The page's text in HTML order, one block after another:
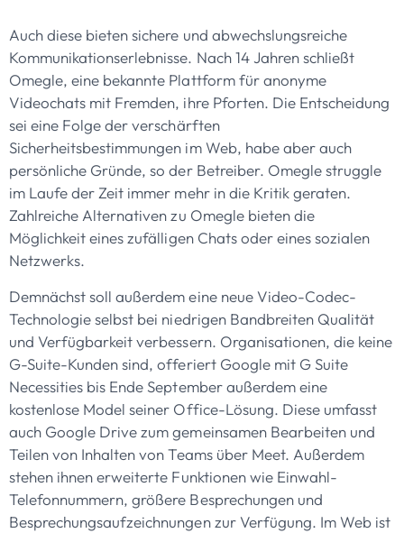
Auch diese bieten sichere und abwechslungsreiche
Kommunikationserlebnisse. Nach 14 Jahren schließt
Omegle, eine bekannte Plattform für anonyme
Videochats mit Fremden, ihre Pforten. Die Entscheidung
sei eine Folge der verschärften
Sicherheitsbestimmungen im Web, habe aber auch
persönliche Gründe, so der Betreiber. Omegle struggle
im Laufe der Zeit immer mehr in die Kritik geraten.
Zahlreiche Alternativen zu Omegle bieten die
Möglichkeit eines zufälligen Chats oder eines sozialen
Netzwerks.
Demnächst soll außerdem eine neue Video-Codec-
Technologie selbst bei niedrigen Bandbreiten Qualität
und Verfügbarkeit verbessern. Organisationen, die keine
G-Suite-Kunden sind, offeriert Google mit G Suite
Necessities bis Ende September außerdem eine
kostenlose Model seiner Office-Lösung. Diese umfasst
auch Google Drive zum gemeinsamen Bearbeiten und
Teilen von Inhalten von Teams über Meet. Außerdem
stehen ihnen erweiterte Funktionen wie Einwahl-
Telefonnummern, größere Besprechungen und
Besprechungsaufzeichnungen zur Verfügung. Im Web ist